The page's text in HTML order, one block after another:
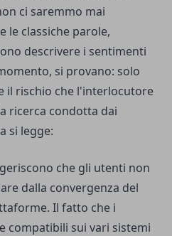
ci saremmo mai
le classiche parole,
descrivere i sentimenti
si provano: solo
il rischio che l'interlocutore
ricerca condotta dai
si legge:
che gli utenti non
dalla convergenza del
Il fatto che i
compatibili sui vari sistemi